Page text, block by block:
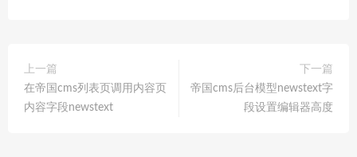
上一篇
在帝国cms列表页调用内容页
内容字段newstext
下一篇
帝国cms后台模型newstext字
段设置编辑器高度